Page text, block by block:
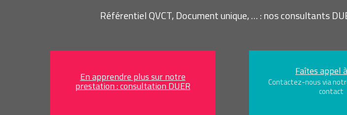
Référentiel QVCT, Document unique, … : nos consultants
En apprendre plus sur notre
prestation : consultation DUER
Faîtes appel
Contactez-nous via
contact